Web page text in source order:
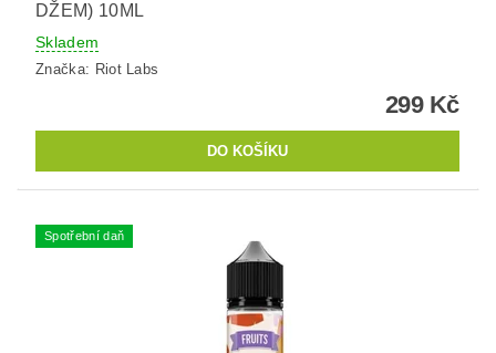
DŽEM) 10ML
Skladem
Značka: Riot Labs
299 Kč
Spotřební daň